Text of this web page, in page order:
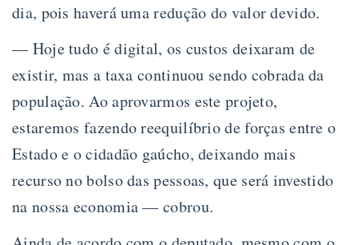
dia, pois haverá uma redução do valor devido.
— Hoje tudo é digital, os custos deixaram de
existir, mas a taxa continuou sendo cobrada da
população. Ao aprovarmos este projeto,
estaremos fazendo reequilíbrio de forças entre o
Estado e o cidadão gaúcho, deixando mais
recurso no bolso das pessoas, que será investido
na nossa economia — cobrou.